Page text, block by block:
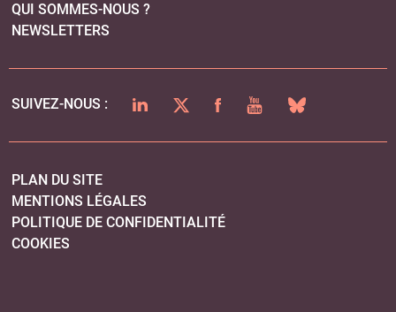
QUI SOMMES-NOUS ?
NEWSLETTERS
SUIVEZ-NOUS : LINKEDINTWITTERFACEBOOKYOUTUBEBLUESKY
PLAN DU SITE
MENTIONS LÉGALES
POLITIQUE DE CONFIDENTIALITÉ
COOKIES